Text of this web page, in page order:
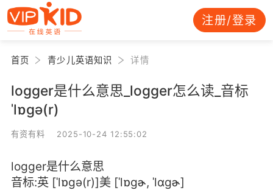
注册/登录
首页 青少儿英语知识 详情
logger是什么意思_logger怎么读_音标
ˈlɒgə(r)
有资有料 2025-10-24 12:55:02
logger是什么意思
音标:英 [ˈlɒgə(r)]美 [ˈlɒɡɚ, ˈlɑɡɚ]